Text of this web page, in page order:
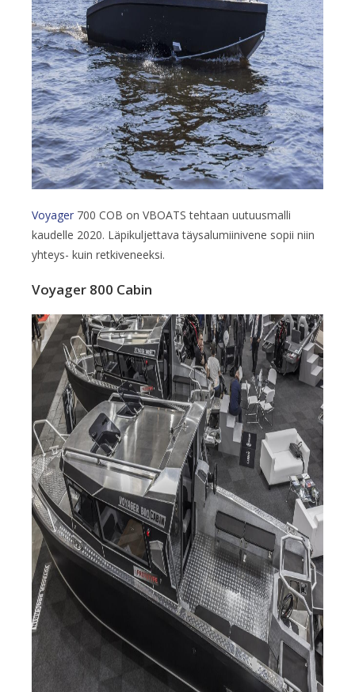
Voyager 700 COB on VBOATS tehtaan uutuusmalli
kaudelle 2020. Läpikuljettava täysalumiinivene sopii niin
yhteys- kuin retkiveneeksi.
Voyager 800 Cabin